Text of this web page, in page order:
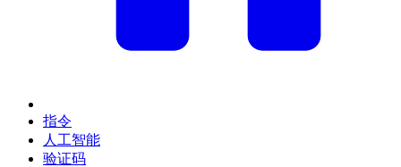
指令
人工智能
验证码